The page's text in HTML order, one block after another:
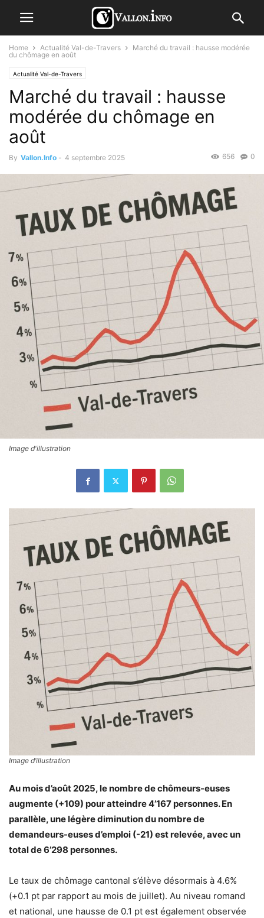
Home Actualité Val-de-Travers
Marché du travail : hausse modérée
du chômage en août
Actualité Val-de-Travers
Marché du travail : hausse
modérée du chômage en
août
By Vallon.Info - 4 septembre 2025 0
656
Image d'illustration
Image d’illustration
Aumois d’août 2025, le nombre de chômeurs-euses
augmente (+109) pour atteindre 4’167 personnes. En
parallèle, une légère diminution du nombre de
demandeurs-euses d’emploi (-21) est relevée, avec un
total de 6’298 personnes.
Le taux de chômage cantonal s’élève désormais à 4.6%
(+0.1 pt par rapport au mois de juillet). Au niveau romand
et national, une hausse de 0.1 pt est également observée